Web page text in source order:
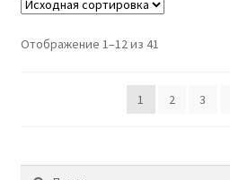
Отображение 1–12 из 41
1 2 3